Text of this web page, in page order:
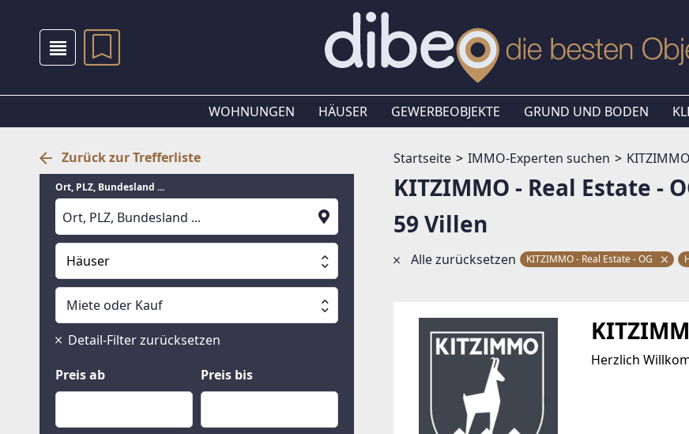
WOHNUNGEN HÄUSER GEWERBEOBJEKTE GRUND UND BODEN
Zurück zur Trefferliste
Ort, PLZ, Bundesland ...
Suche läuft
Häuser
Alle Immobilien
Häuser
Gewerbeobjekte
Grund und Boden
Miete oder Kauf
Miete oder Kauf
Miete
Detail-Filter zurücksetzen
Preis ab
Preis bis
Startseite IMMO-Experten suchen
KITZIMMO - Real Estate -
59 Villen
Alle zurücksetzen KITZIMMO - Real Estate - OG
Herzlich